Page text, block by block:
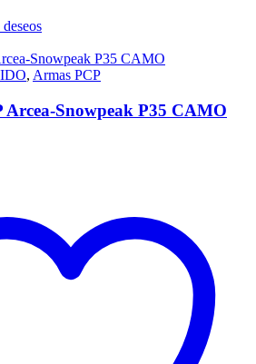
, Armas PCP
Arcea-Snowpeak P35 CAMO